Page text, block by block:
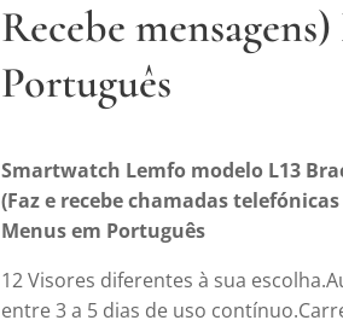
Recebe
Português
Smartwatch Lemfo modelo L13
(Faz e recebe chamadas
Menus em Português
12 Visores diferentes à sua
entre 3 a 5 dias de uso